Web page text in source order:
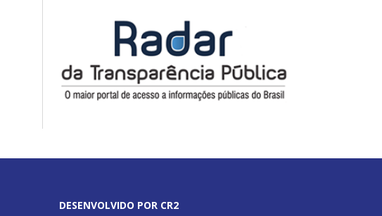
DESENVOLVIDO POR CR2